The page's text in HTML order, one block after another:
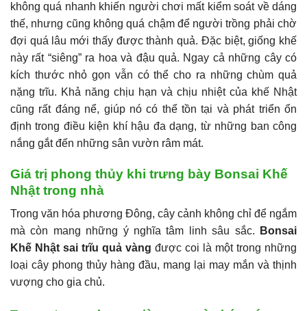
không quá nhanh khiến người chơi mất kiểm soát về dáng
thế, nhưng cũng không quá chậm để người trồng phải chờ
đợi quá lâu mới thấy được thành quả. Đặc biệt, giống khế
này rất “siêng” ra hoa và đậu quả. Ngay cả những cây có
kích thước nhỏ gọn vẫn có thể cho ra những chùm quả
nặng trĩu. Khả năng chịu hạn và chịu nhiệt của khế Nhật
cũng rất đáng nể, giúp nó có thể tồn tại và phát triển ổn
định trong điều kiện khí hậu đa dạng, từ những ban công
nắng gắt đến những sân vườn râm mát.
Giá trị phong thủy khi trưng bày Bonsai Khế
Nhật trong nhà
Trong văn hóa phương Đông, cây cảnh không chỉ để ngắm
mà còn mang những ý nghĩa tâm linh sâu sắc.
Bonsai
Khế Nhật sai trĩu quả vàng được coi là một trong những
loại cây phong thủy hàng đầu, mang lại may mắn và thịnh
vượng cho gia chủ.